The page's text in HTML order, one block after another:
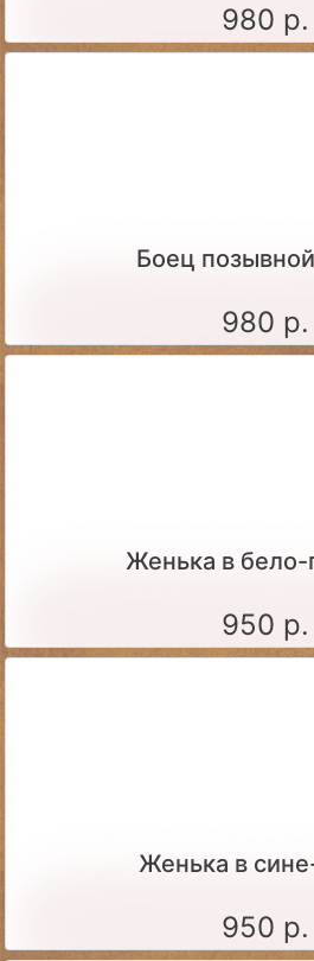
980 р.
Боец
980 р.
Женька в бело-
950 р.
Женька в
950 р.